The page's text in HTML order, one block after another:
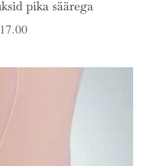
pika säärega